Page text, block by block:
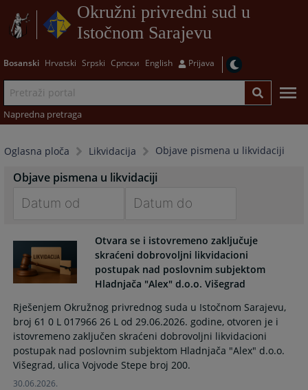
Okružni privredni sud u
Istočnom Sarajevu
Bosanski Hrvatski Srpski Српски English Prijava
Napredna pretraga
Oglasna ploča Likvidacija Objave pismena u likvidaciji
Objave pismena u likvidaciji
forward
to
interact
with
the
calendar
and
select
a
date.
forward
to
interact
with
calendar
and
select
a
Otvara se i istovremeno zaključuje
skraćeni dobrovoljni likvidacioni
postupak nad poslovnim subjektom
Hladnjača "Alex" d.o.o. Višegrad
Rješenjem Okružnog privrednog suda u Istočnom Sarajevu,
broj 61 0 L 017966 26 L od 29.06.2026. godine, otvoren je i
istovremeno zaključen skraćeni dobrovoljni likvidacioni
postupak nad poslovnim subjektom Hladnjača "Alex" d.o.o.
Višegrad, ulica Vojvode Stepe broj 200.
30.06.2026.